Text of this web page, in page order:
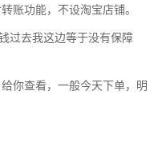
账功能，不设淘宝店铺。
过去我这边等于没有保障
你查看，一般今天下单，明